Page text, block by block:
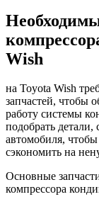
Wish
на Toyota Wish
запчастей, чтобы
работу системы
подобрать
автомобиля,
сэкономить на
Основные
компрессора